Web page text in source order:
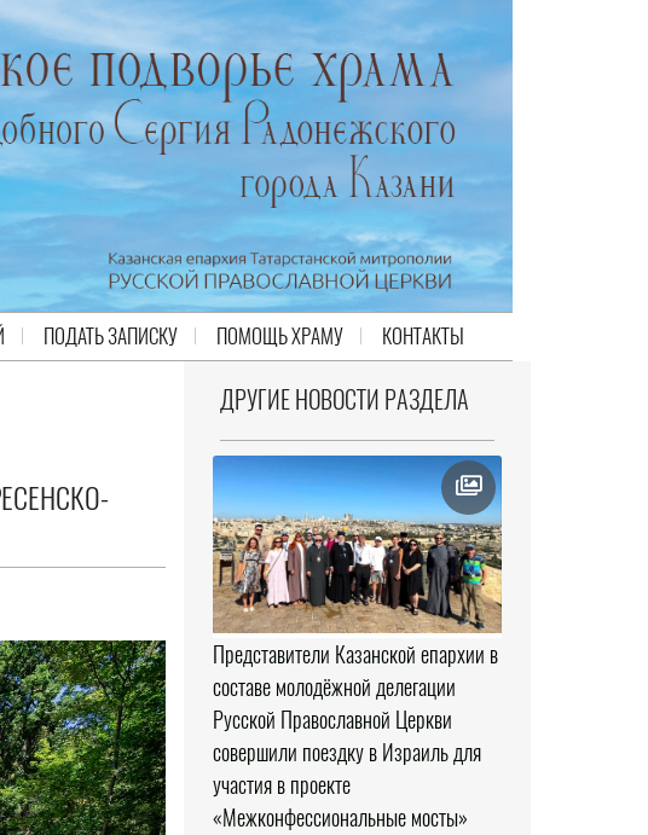
ПОДАТЬ ЗАПИСКУ ПОМОЩЬ ХРАМУ КОНТАКТЫ
ДРУГИЕ НОВОСТИ РАЗДЕЛА
Представители Казанской епархии в
составе молодёжной делегации
Русской Православной Церкви
совершили поездку в Израиль для
участия в проекте
«Межконфессиональные мосты»